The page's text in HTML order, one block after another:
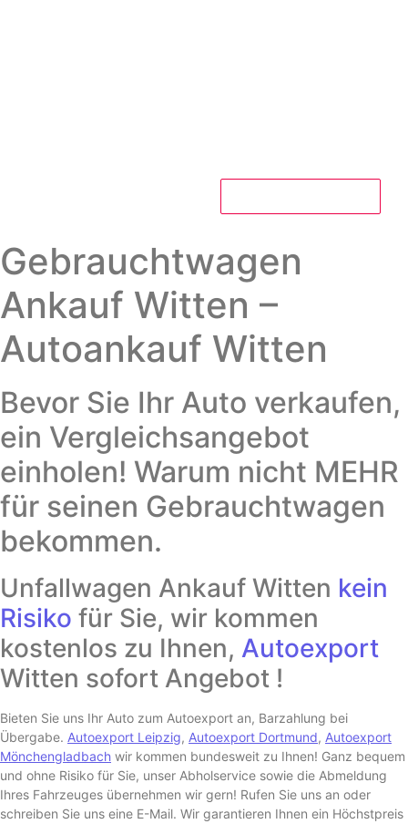
Gebrauchtwagen
Ankauf Witten –
Autoankauf Witten
Bevor Sie Ihr Auto verkaufen,
ein Vergleichsangebot
einholen! Warum nicht MEHR
für seinen Gebrauchtwagen
bekommen.
Unfallwagen Ankauf Witten kein
Risiko für Sie, wir kommen
kostenlos zu Ihnen, Autoexport
Witten sofort Angebot !
Bieten Sie uns Ihr Auto zum Autoexport an, Barzahlung bei
Übergabe. Autoexport Leipzig, Autoexport Dortmund, Autoexport
Mönchengladbach wir kommen bundesweit zu Ihnen! Ganz bequem
und ohne Risiko für Sie, unser Abholservice sowie die Abmeldung
Ihres Fahrzeuges übernehmen wir gern! Rufen Sie uns an oder
schreiben Sie uns eine E-Mail. Wir garantieren Ihnen ein Höchstpreis